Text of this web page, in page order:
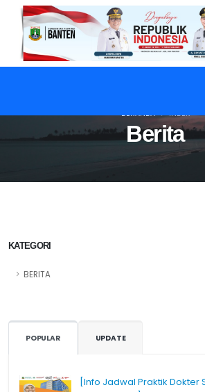
Berita
BERANDA INDEX
KATEGORI
BERITA
POPULAR UPDATE
[Info Jadwal Praktik Dokter